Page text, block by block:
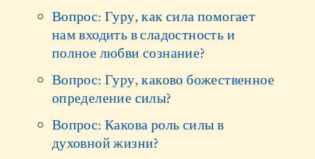
Вопрос: Гуру, как сила помогает
нам входить в сладостность и
полное любви сознание?
Вопрос: Гуру, каково божественное
определение силы?
Вопрос: Какова роль силы в
духовной жизни?